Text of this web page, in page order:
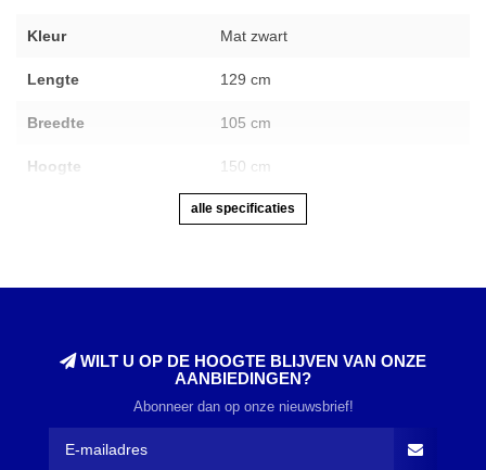
Kleur Mat zwart
Lengte 129 cm
Breedte 105 cm
Hoogte 150 cm
alle specificaties
WILT U OP DE HOOGTE BLIJVEN VAN ONZE
AANBIEDINGEN?
Abonneer dan op onze nieuwsbrief!